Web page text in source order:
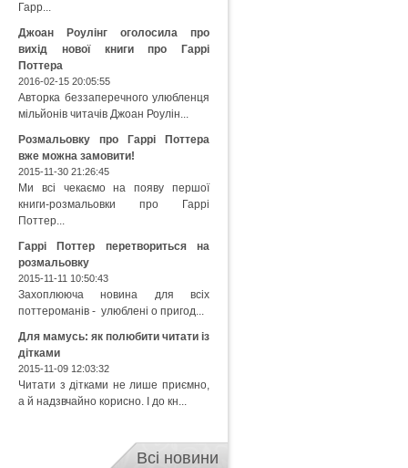
Гарр...
Джоан Роулінг оголосила про
вихід нової книги про Гаррі
Поттера
2016-02-15 20:05:55
Авторка беззаперечного улюбленця
мільйонів читачів Джоан Роулін...
Розмальовку про Гаррі Поттера
вже можна замовити!
2015-11-30 21:26:45
Ми всі чекаємо на появу першої
книги-розмальовки про Гаррі
Поттер...
Гаррі Поттер перетвориться на
розмальовку
2015-11-11 10:50:43
Захоплююча новина для всіх
поттероманів - улюблені о пригод...
Для мамусь: як полюбити читати із
дітками
2015-11-09 12:03:32
Читати з дітками не лише приємно,
а й надзвчайно корисно. І до кн...
Всі новини